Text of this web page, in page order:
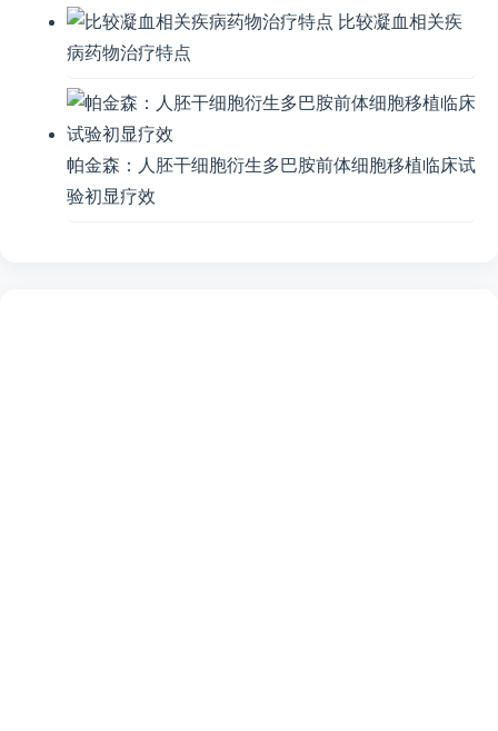
比较凝血相关疾
病药物治疗特点
帕金森：人胚干细胞衍生多巴胺前体细胞移植临床试
验初显疗效